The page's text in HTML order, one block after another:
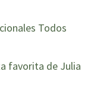
Todos
favorita de Julia